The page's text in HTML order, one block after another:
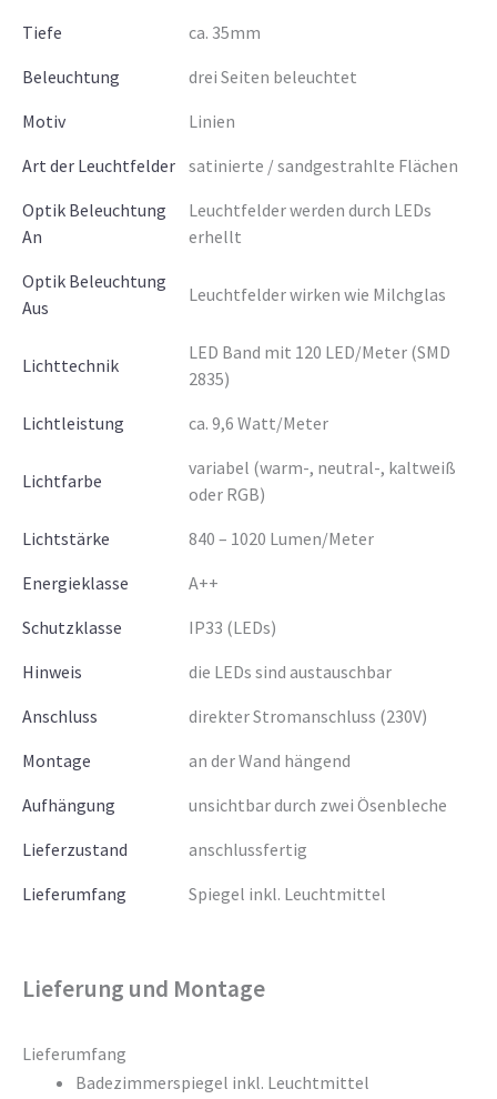
Tiefe
ca. 35mm
Beleuchtung
drei Seiten beleuchtet
Motiv
Linien
Art der Leuchtfelder satinierte / sandgestrahlte Flächen
Optik Beleuchtung
An
Leuchtfelder werden durch LEDs
erhellt
Optik Beleuchtung
Aus
Leuchtfelder wirken wie Milchglas
Lichttechnik
LED Band mit 120 LED/Meter (SMD
2835)
Lichtleistung
ca. 9,6 Watt/Meter
Lichtfarbe
variabel (warm-, neutral-, kaltweiß
oder RGB)
Lichtstärke
840 – 1020 Lumen/Meter
Energieklasse
A++
Schutzklasse
IP33 (LEDs)
Hinweis
die LEDs sind austauschbar
Anschluss
direkter Stromanschluss (230V)
Montage
an der Wand hängend
Aufhängung
unsichtbar durch zwei Ösenbleche
Lieferzustand
anschlussfertig
Lieferumfang
Spiegel inkl. Leuchtmittel
Lieferung und Montage
Lieferumfang
Badezimmerspiegel inkl. Leuchtmittel